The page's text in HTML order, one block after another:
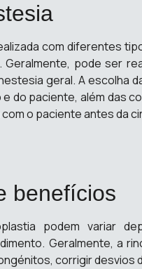
com diferentes
pode ser
geral. A escolha
do paciente, além das
o paciente antes da
benefícios
podem variar
Geralmente, a
corrigir desvios